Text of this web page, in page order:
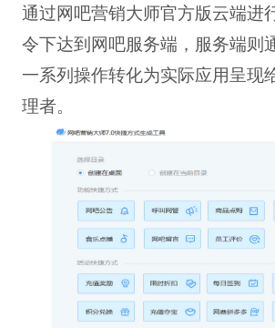
通过网吧营销大师官方版云端进
令下达到网吧服务端，服务端则
一系列操作转化为实际应用呈现
理者。